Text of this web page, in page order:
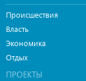
Происшествия
Власть
Экономика
Отдых
ПРОЕКТЫ